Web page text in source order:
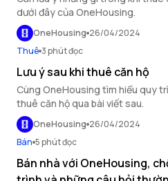
dưới đây của OneHousing.
OneHousing 26/04/2024
Thuê 3 phút đọc
Lưu ý sau khi thuê căn hộ
Cùng OneHousing tìm hiểu quy
thuê căn hộ qua bài viết sau.
OneHousing 26/04/2024
Bán 5 phút đọc
Bán nhà với OneHousing,